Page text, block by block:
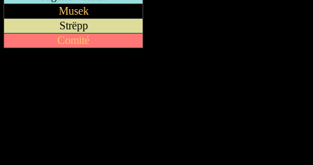
Musek
Strëpp
Comité